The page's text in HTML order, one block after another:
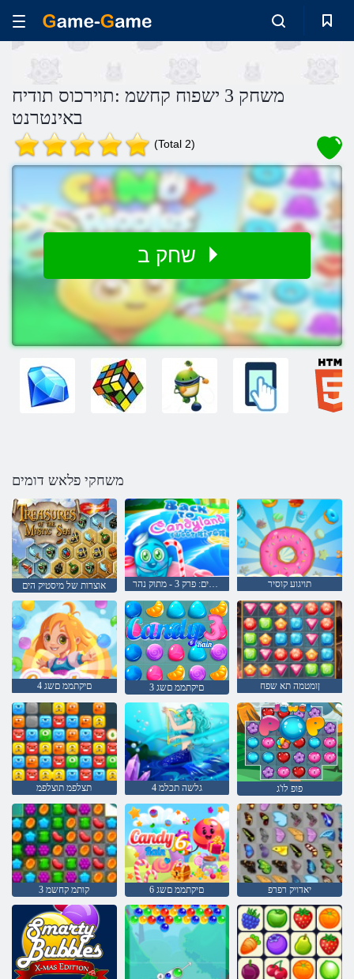
משחק 3 ישפוח קחשמ :תוירכוס תודיח
באינטרנט
(Total 2)
משחקי פלאש דומים
אוצרות של מיסטיק הים לחזור לארץ הממתקים: פרק 3 - מתוק נהר תויגוע קוסיר
4 םיקתממ םשג 3 םיקתממ םשג ןומטמה תא שפח
תצלפמ תוצלפמ 4 גלשה תכלמ פופ לו'ג
3 קותמ קחשמ 6 םיקתממ םשג יאדויק רפרפ